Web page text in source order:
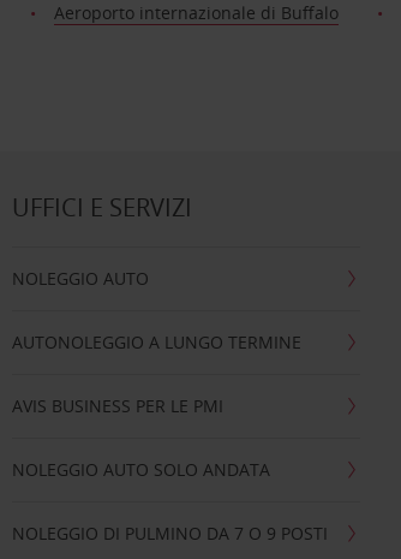
Aeroporto internazionale di Buffalo
UFFICI E SERVIZI
NOLEGGIO AUTO
AUTONOLEGGIO A LUNGO TERMINE
AVIS BUSINESS PER LE PMI
NOLEGGIO AUTO SOLO ANDATA
NOLEGGIO DI PULMINO DA 7 O 9 POSTI